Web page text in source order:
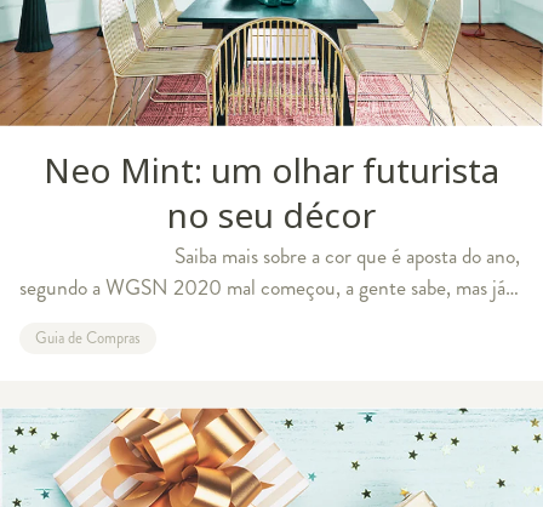
Neo Mint: um olhar futurista
no seu décor
Saiba mais sobre a cor que é aposta do ano,
segundo a WGSN 2020 mal começou, a gente sabe, mas já
que voc
Guia de Compras